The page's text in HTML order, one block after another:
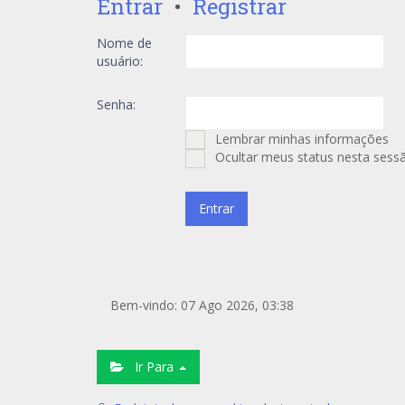
Entrar • Registrar
Nome de
usuário:
Senha:
Lembrar minhas informações
Ocultar meus status nesta
Bem-vindo: 07 Ago 2026, 03:38
Ir Para